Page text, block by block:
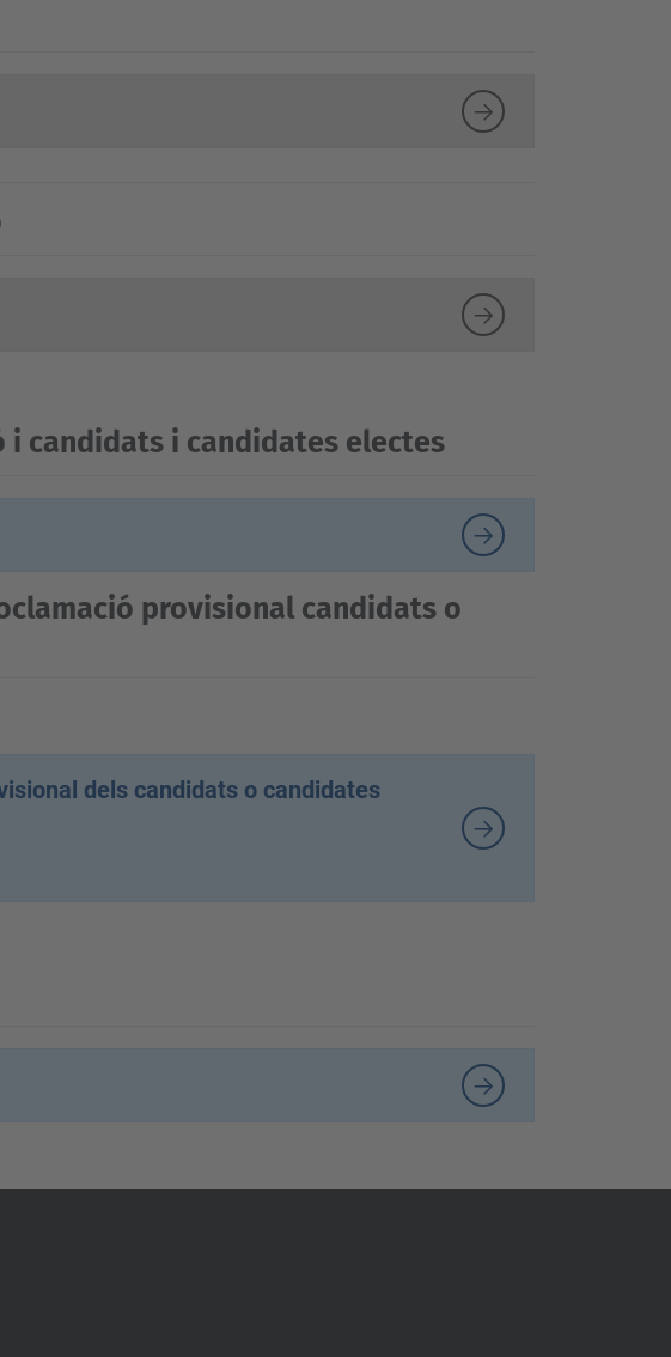
candidats i candidates electes
provisional candidats o
dels candidats o candidates